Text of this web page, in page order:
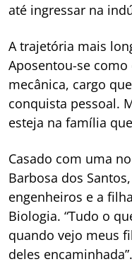
até ingressar na
A trajetória mais
Aposentou-se
mecânica, cargo
conquista pessoal.
esteja na família
Casado com uma
Barbosa dos
engenheiros e a
Biologia. “Tudo o
quando vejo meus
deles encaminhada”.